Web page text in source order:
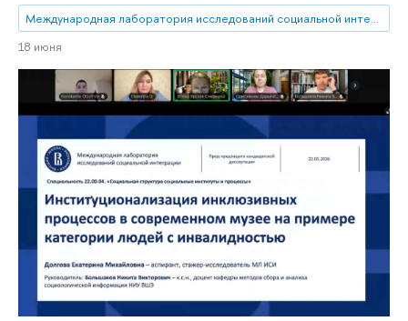
Международная лаборатория исследований социальной интеграции
18 июня